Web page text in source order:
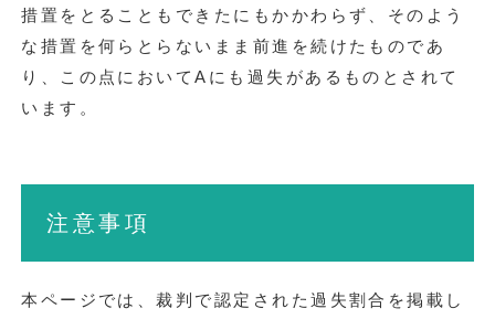
措置をとることもできたにもかかわらず、そのよう
な措置を何らとらないまま前進を続けたものであ
り、この点においてAにも過失があるものとされて
います。
注意事項
本ページでは、裁判で認定された過失割合を掲載し